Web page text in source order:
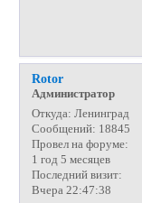
Rotor
Администратор
Откуда: Ленинград
Сообщений: 18845
Провел на форуме:
1 год 5 месяцев
Последний визит:
Вчера 22:47:38